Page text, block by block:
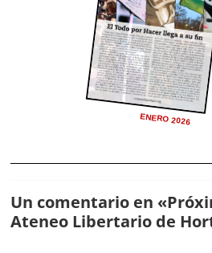
ENERO 2026
Un comentario en «
Ateneo Libertario de